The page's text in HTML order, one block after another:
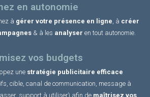
en autonomie
à gérer votre présence en ligne , à créer
& à les analyser en tout autonomie.
vos budgets
une stratégie publicitaire efficace
cible, canal de communication, message à
support à utiliser) afin de maîtrisez vos